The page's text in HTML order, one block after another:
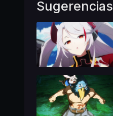
Sugerencias